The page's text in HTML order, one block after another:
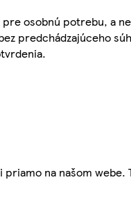
osobnú potrebu, a
predchádzajúceho
na našom webe.